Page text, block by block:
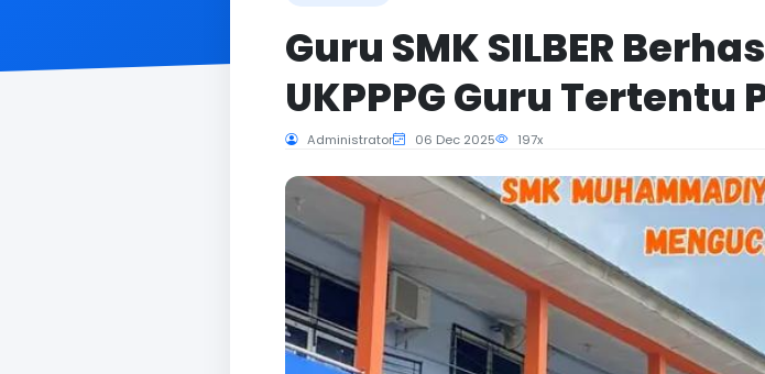
Guru SMK SILBER
UKPPPG Guru Tertentu
Administrator 06 Dec 2025 197x